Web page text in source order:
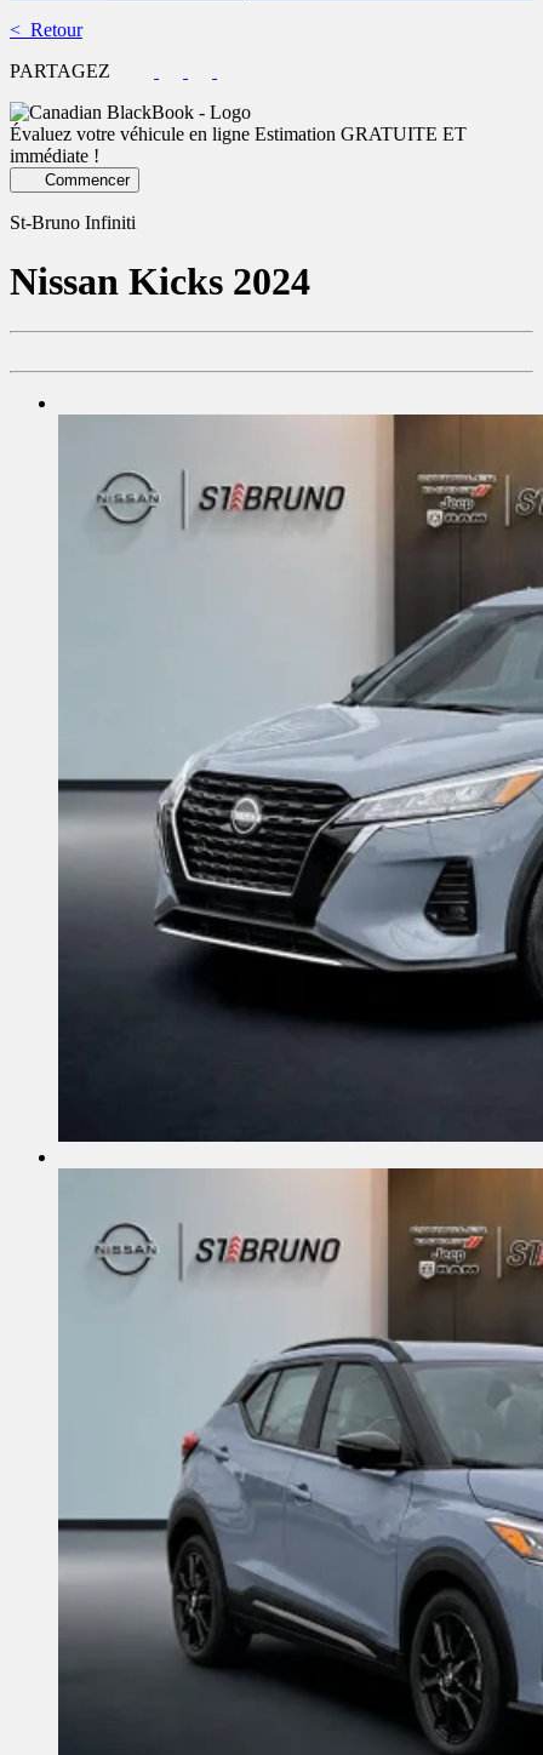
< Retour
PARTAGEZ
Évaluez votre véhicule en ligne Estimation GRATUITE ET
immédiate !
Commencer
St-Bruno Infiniti
Nissan Kicks 2024